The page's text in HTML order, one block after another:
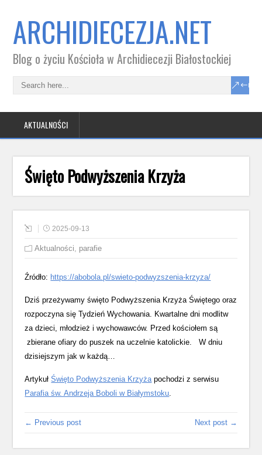
ARCHIDIECEZJA.NET
Blog o życiu Kościoła w Archidiecezji Białostockiej
AKTUALNOŚCI
Święto Podwyższenia Krzyża
2025-09-13
Aktualności, parafie
Źródło: https://abobola.pl/swieto-podwyzszenia-krzyza/
Dziś przeżywamy święto Podwyższenia Krzyża Świętego oraz
rozpoczyna się Tydzień Wychowania. Kwartalne dni modlitw
za dzieci, młodzież i wychowawców. Przed kościołem są
zbierane ofiary do puszek na uczelnie katolickie. W dniu
dzisiejszym jak w każdą…
ArtykułŚwięto Podwyższenia Krzyżapochodzi z serwisu
Parafia św. Andrzeja Boboli w Białymstoku.
← Previous post Next post →